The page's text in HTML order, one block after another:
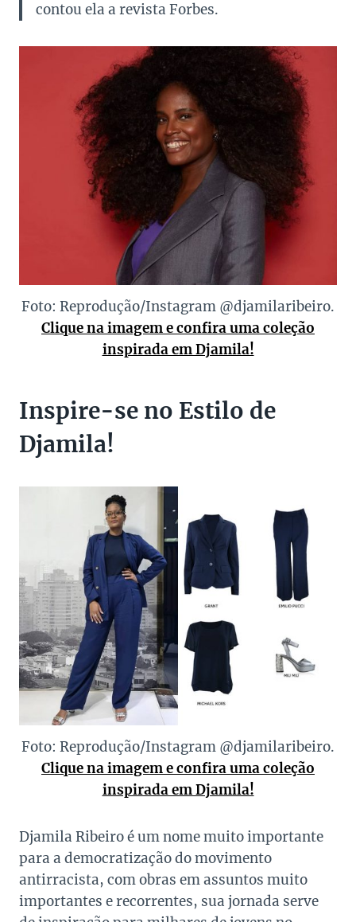
contou ela a revista Forbes.
Foto: Reprodução/Instagram @djamilaribeiro.
Clique na imagem e confira uma coleção
inspirada em Djamila!
Inspire-se no Estilo de
Djamila!
Foto: Reprodução/Instagram @djamilaribeiro.
Clique na imagem e confira uma coleção
inspirada em Djamila!
Djamila Ribeiro é um nome muito importante
para a democratização do movimento
antirracista, com obras em assuntos muito
importantes e recorrentes, sua jornada serve